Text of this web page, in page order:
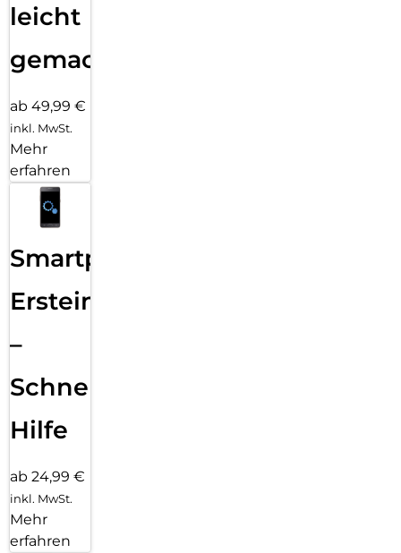
leicht
gemacht!
ab 49,99 €
inkl. MwSt.
Mehr
erfahren
Smartphone
Ersteinrichtung
–
Schnelle
Hilfe
ab 24,99 €
inkl. MwSt.
Mehr
erfahren